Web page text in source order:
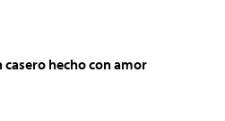
hecho con amor